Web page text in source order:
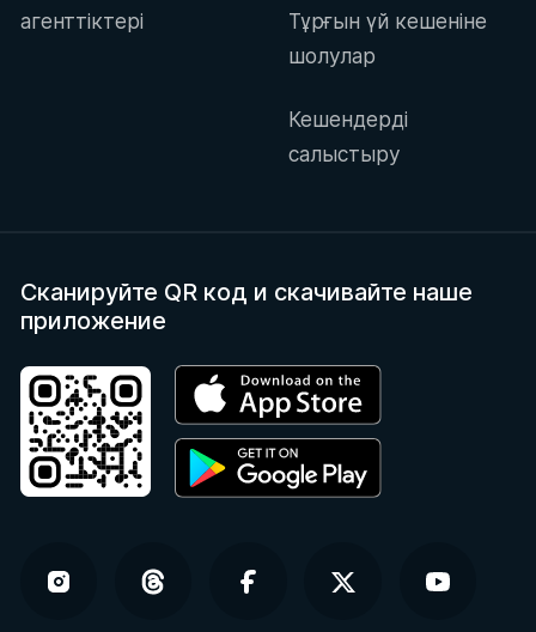
агенттіктері
Тұрғын үй кешеніне
шолулар
Кешендерді
салыстыру
Сканируйте QR код и скачивайте наше
приложение